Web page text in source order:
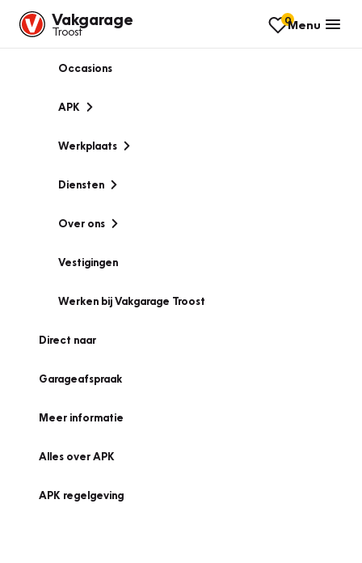
Vakgarage
Troost
0Menu
Occasions
APK
Werkplaats
Diensten
Over ons
Vestigingen
Werken bij Vakgarage Troost
Direct naar
Garageafspraak
Meer informatie
Alles over APK
APK regelgeving